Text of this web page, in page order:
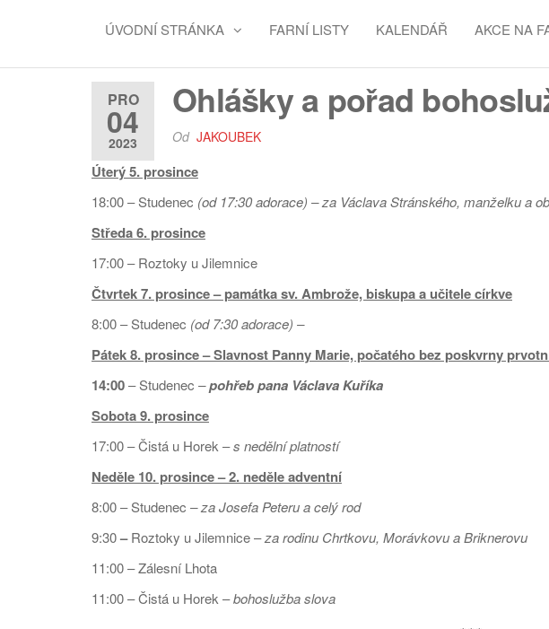
ÚVODNÍ STRÁNKA FARNÍ LISTY KALENDÁŘ AKCE NA
PRO
04
2023
Ohlášky a pořad
Od JAKOUBEK
Úterý 5. prosince
18:00 – Studenec (od 17:30 adorace) – za Václava Stránského, manželku a
Středa 6. prosince
17:00 – Roztoky u Jilemnice
Čtvrtek 7. prosince– památka sv. Ambrože, biskupa a učitele církve
8:00 – Studenec (od 7:30 adorace) –
Pátek 8. prosince– Slavnost Panny Marie, počatého bez poskvrny
14:00– Studenec –pohřeb pana Václava Kuříka
Sobota 9. prosince
17:00 – Čistá u Horek –s nedělní platností
Neděle 10. prosince – 2. neděle adventní
8:00 – Studenec – za Josefa Peteru a celý rod
9:30–Roztoky u Jilemnice –za rodinu Chrtkovu, Morávkovu a Briknerovu
11:00 – Zálesní Lhota
11:00 – Čistá u Horek –bohoslužba slova